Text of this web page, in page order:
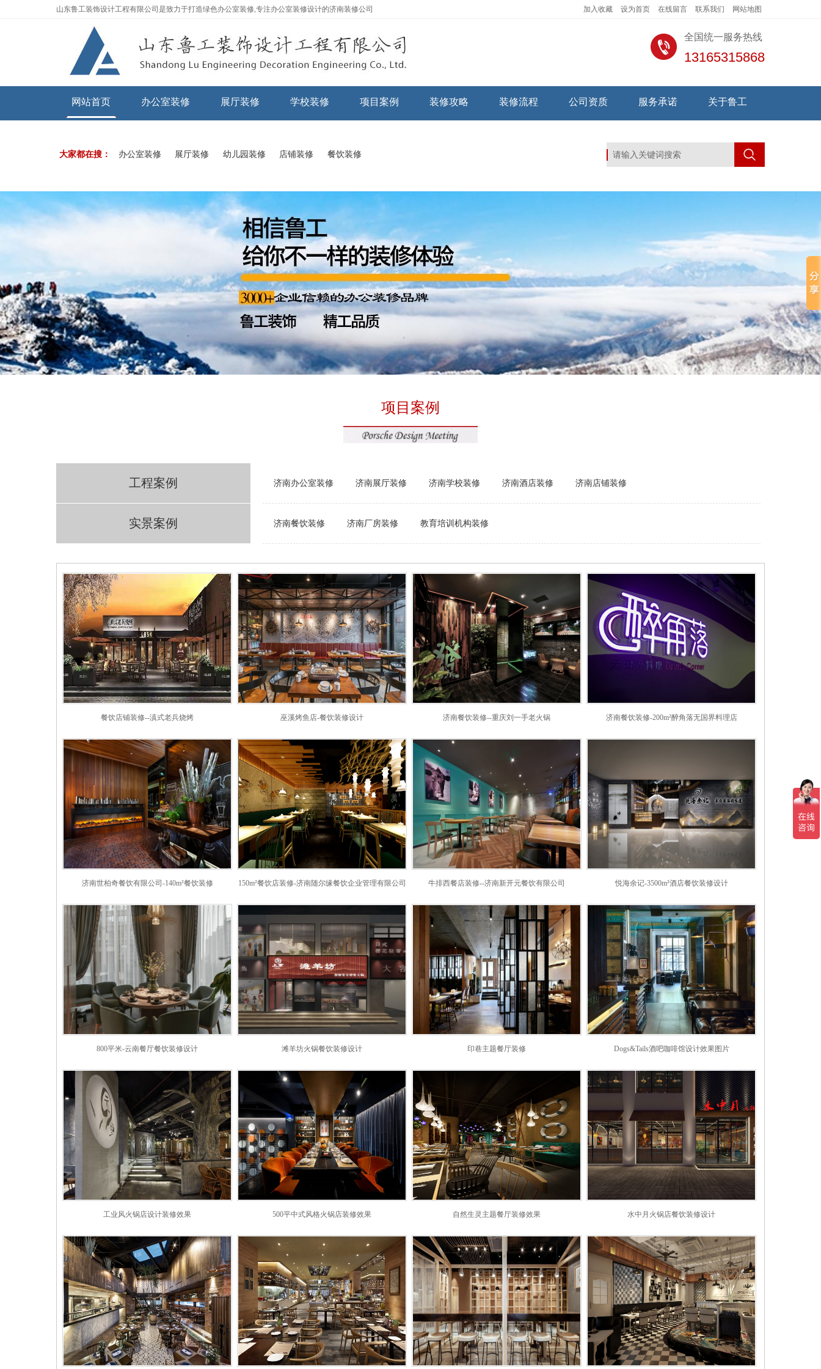
山东鲁工装饰设计工程有限公司是致力于打造绿色办公室装修,专注办公室装修设计的济南装修公司 加入收藏 设为首页 在线留言 联系我们 网站地图
全国统一服务热线
13165315868
网站首页 办公室装修 展厅装修 学校装修 项目案例 装修攻略 装修流程 公司资质 服务承诺 关于鲁工
大家都在搜： 办公室装修 展厅装修 幼儿园装修 店铺装修 餐饮装修
项目案例
工程案例 济南办公室装修 济南展厅装修 济南学校装修 济南酒店装修 济南店铺装修
实景案例 济南餐饮装修 济南厂房装修 教育培训机构装修
餐饮店铺装修--滇式老兵烧烤 巫溪烤鱼店-餐饮装修设计 济南餐饮装修--重庆刘一手老火锅 济南餐饮装修-200m²醉角落无国界料理店
济南世柏奇餐饮有限公司-140m²餐饮装修 150m²餐饮店装修-济南随尔缘餐饮企业管理有限公司 牛排西餐店装修--济南新开元餐饮有限公司 悦海余记-3500m²酒店餐饮装修设计
800平米-云南餐厅餐饮装修设计 滩羊坊火锅餐饮装修设计 印巷主题餐厅装修 Dogs&Tails酒吧咖啡馆设计效果图片
工业风火锅店设计装修效果 500平中式风格火锅店装修效果 自然生灵主题餐厅装修效果 水中月火锅店餐饮装修设计